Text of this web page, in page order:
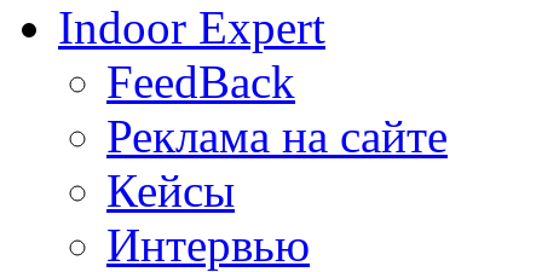
Indoor Expert
FeedBack
Реклама на сайте
Кейсы
Интервью